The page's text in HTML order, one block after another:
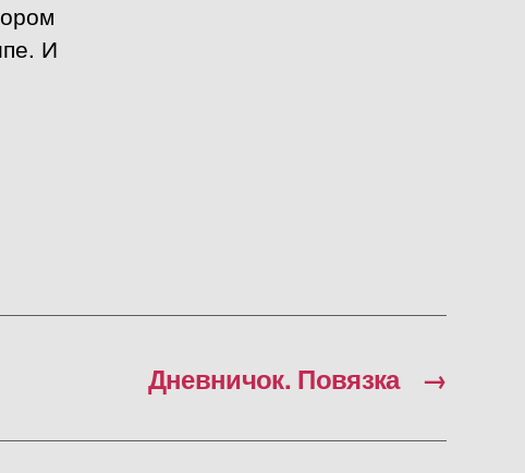
И
→
Дневничок. Повязка